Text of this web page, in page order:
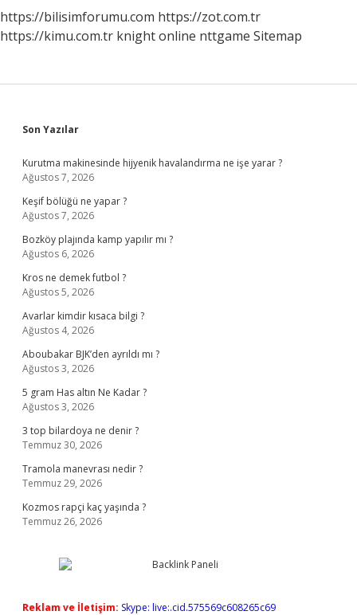
https://bilisimforumu.com https://zot.com.tr
https://kimu.com.tr knight online nttgame Sitemap
Sidebar
Son Yazılar
Kurutma makinesinde hijyenik havalandırma ne işe yarar ?
Ağustos 7, 2026
Keşif bölüğü ne yapar ?
Ağustos 7, 2026
Bozköy plajında kamp yapılır mı ?
Ağustos 6, 2026
Kros ne demek futbol ?
Ağustos 5, 2026
Avarlar kimdir kısaca bilgi ?
Ağustos 4, 2026
Aboubakar BJK’den ayrıldı mı ?
Ağustos 3, 2026
5 gram Has altın Ne Kadar ?
Ağustos 3, 2026
3 top bilardoya ne denir ?
Temmuz 30, 2026
Tramola manevrası nedir ?
Temmuz 29, 2026
Kozmos rapçi kaç yaşında ?
Temmuz 26, 2026
Reklam ve İletişim: Skype: live:.cid.575569c608265c69